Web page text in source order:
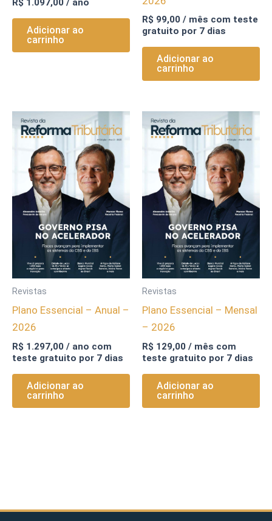
R$ 1.097,00 / ano
Adicionar ao
carrinho
R$ 99,00 / mês com teste
gratuito por 7 dias
Adicionar ao
carrinho
Revistas
Plano Essencial – Anual –
2026
R$ 1.297,00 / ano com
teste gratuito por 7 dias
Adicionar ao
carrinho
Revistas
Plano Essencial – Mensal
– 2026
R$ 129,00 / mês com
teste gratuito por 7 dias
Adicionar ao
carrinho